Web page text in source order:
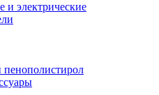
и электрические